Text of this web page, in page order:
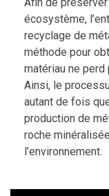
écosystème,
recyclage de
méthode pour
matériau ne
Ainsi, le
autant de fois
production de
roche
l’environnement.